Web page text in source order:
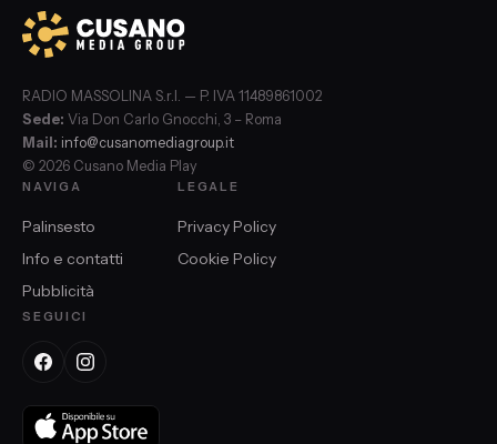
RADIO MASSOLINA S.r.l. — P. IVA 11489861002
Sede: Via Don Carlo Gnocchi, 3 – Roma
Mail: info@cusanomediagroup.it
© 2026 Cusano Media Play
NAVIGA
Palinsesto
Info e contatti
Pubblicità
LEGALE
Privacy Policy
Cookie Policy
SEGUICI